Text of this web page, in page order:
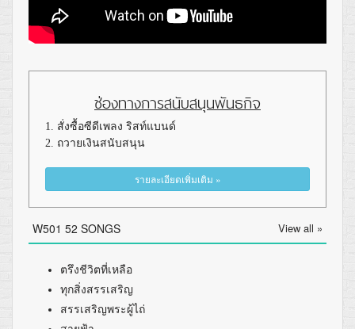
ช่องทางการสนับสนุนพันธกิจ
1. สั่งซื้อซีดีเพลง ริสท์แบนด์
2. ถวายเงินสนับสนุน
รายละเอียดเพิ่มเติม »
W501 52 SONGS View all »
ตรึงชีวิตที่เหลือ
ทุกสิ่งสรรเสริญ
สรรเสริญพระผู้ไถ่